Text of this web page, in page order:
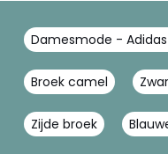
Damesmode -
Broek camel
Zijde broek